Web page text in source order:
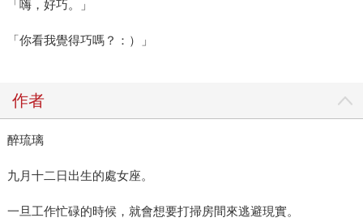
「嗨，好巧。」
「你看我覺得巧嗎？：）」
作者
醉琉璃
九月十二日出生的處女座。
一旦工作忙碌的時候，就會想要打掃房間來逃避現實。